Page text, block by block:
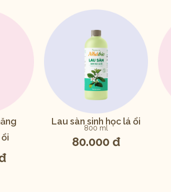
Lau sàn sinh học lá ổi
800 ml
80.000 đ